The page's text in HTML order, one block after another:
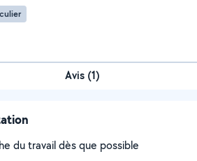
Avis (1)
du travail dès que possible